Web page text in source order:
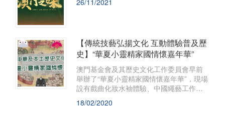
【傳統技藝弘揚文化 互動體驗普及歷
史】“華夏小靈精家國情懷嘉年華”
​澳門基金會及其歷史文化工作委員會早前
舉辦了“華夏小靈精家國情懷嘉年華”，現場
設有戲曲化妝水袖體驗、中國繩藝工作
坊、皮影戲互動劇場等，節目精彩豐富，
吸引了不少大朋友及小朋友前往參與。
18/02/2020